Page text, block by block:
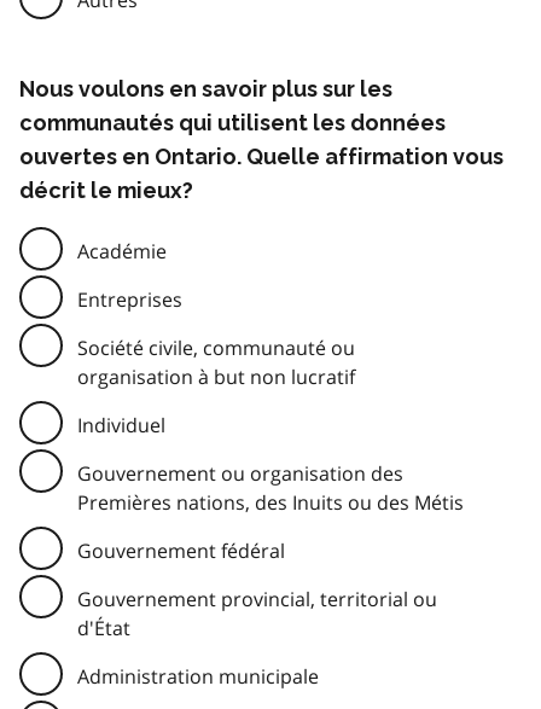
Nous voulons en savoir plus sur les
communautés qui utilisent les données
ouvertes en Ontario. Quelle affirmation vous
décrit le mieux?
Académie
Entreprises
Société civile, communauté ou
organisation à but non lucratif
Individuel
Gouvernement ou organisation des
Premières nations, des Inuits ou des Métis
Gouvernement fédéral
Gouvernement provincial, territorial ou
d'État
Administration municipale